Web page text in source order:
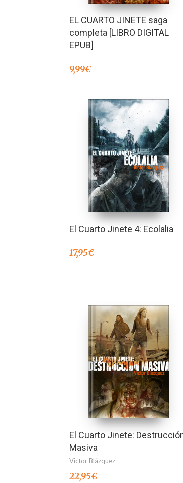
EL CUARTO JINETE saga
completa [LIBRO DIGITAL
EPUB]
9,99€
El Cuarto Jinete 4: Ecolalia
17,95€
El Cuarto Jinete:
Masiva
Victor Blázquez
22,95€